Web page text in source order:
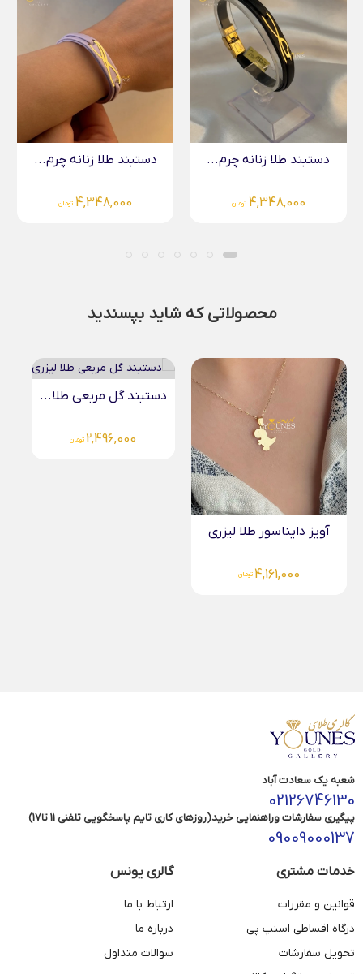
دستبند طلا زنانه چرم...
4,348,000 تومان
دستبند طلا زنانه چرم...
4,348,000 تومان
محصولاتی که شاید بپسندید
آویز دایناسور طلا لیزری
4,161,000 تومان
دستبند گل مربعی طلا...
2,496,000 تومان
شعبه یک سعادت آباد
02126746130
پیگیری سفارشات وراهنمایی خرید(روزهای کاری تایم پاسخگویی تلفنی 11 تا17)
09009000137
خدمات مشتری
قوانین و مقررات
درگاه اقساطی اسنپ پی
تحویل سفارشات
گالری یونس
ارتباط با ما
درباره ما
سوالات متداول